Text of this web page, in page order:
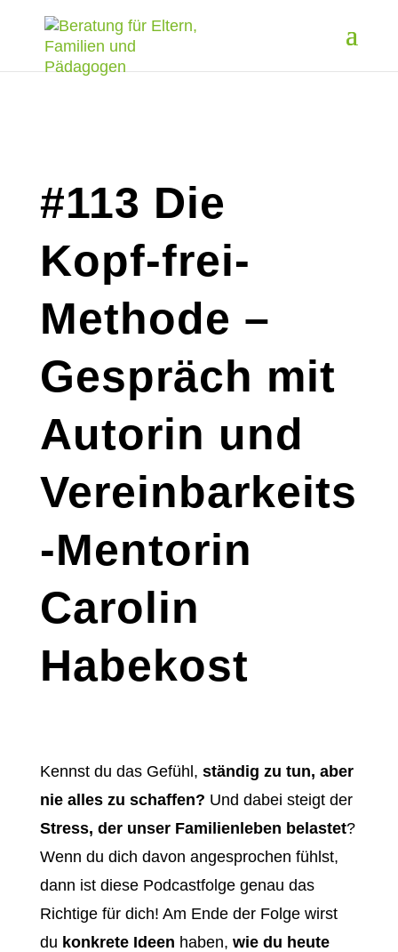
#113 Die
Kopf-frei-
Methode –
Gespräch mit
Autorin und
Vereinbarkeits
-Mentorin
Carolin
Habekost
Kennst du das Gefühl, ständig zu tun, aber
nie alles zu schaffen? Und dabei steigt der
Stress, der unser Familienleben belastet?
Wenn du dich davon angesprochen fühlst,
dann ist diese Podcastfolge genau das
Richtige für dich! Am Ende der Folge wirst
du konkrete Ideen haben, wie du heute